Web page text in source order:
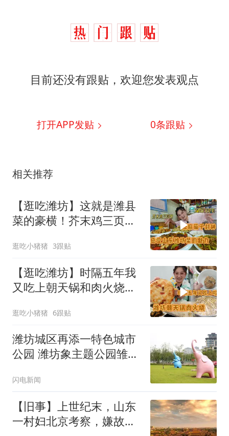
目前还没有跟贴，欢迎您发表观点
打开APP发贴 0条跟贴
相关推荐
【逛吃潍坊】这就是潍县
菜的豪横！芥末鸡三页
逛吃小猪猪 3跟贴
【逛吃潍坊】时隔五年我
又吃上朝天锅和肉火烧
逛吃小猪猪 6跟贴
潍坊城区再添一特色城市
公园 潍坊象主题公园雏形
闪电新闻
【旧事】上世纪末，山东
一村妇北京考察，嫌故宫